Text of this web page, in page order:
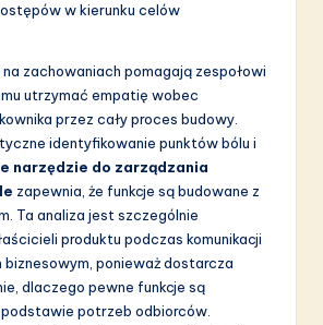
w kierunku celów
zachowaniach pomagają zespołowi
utrzymać empatię wobec
przez cały proces budowy.
identyfikowanie punktów bólu i
narzędzie do zarządzania
zapewnia, że funkcje są budowane z
Ta analiza jest szczególnie
produktu podczas komunikacji
ponieważ dostarcza
dlaczego pewne funkcje są
potrzeb odbiorców.